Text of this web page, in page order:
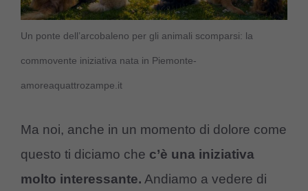
Un ponte dell’arcobaleno per gli animali scomparsi: la
commovente iniziativa nata in Piemonte-
amoreaquattrozampe.it
Ma noi, anche in un momento di dolore come
questo ti diciamo che c’è una iniziativa
molto interessante. Andiamo a vedere di